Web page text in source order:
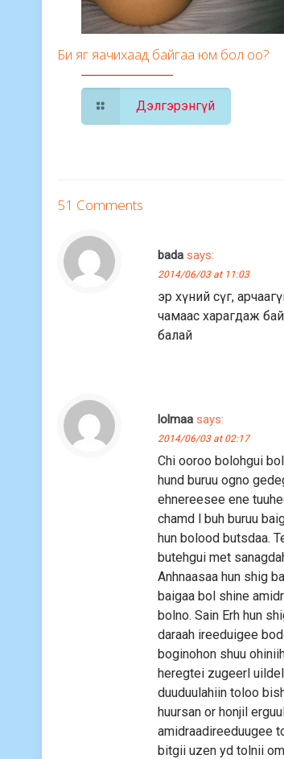
Би яг яачихаад байгаа юм бол оо?
Дэлгэрэнгүй
51 Comments
bada says:
2014/06/03 at 11:03
эр хүний сүг,
чамаас харагдаж
балай
lolmaa says:
2014/06/03 at 02:17
Chi ooroo bolohgui
hund buruu ogno
ehnereesee ene
chamd l buh buruu
hun bolood butsdaa.
butehgui met
Anhnaasaa hun shig
baigaa bol shine
bolno. Sain Erh hun
daraah ireeduigee
boginohon shuu
heregtei zugeerl
duuduulahiin toloo
huursan or honjil
amidraadireeduugee
bitgii uzen yd tolnii